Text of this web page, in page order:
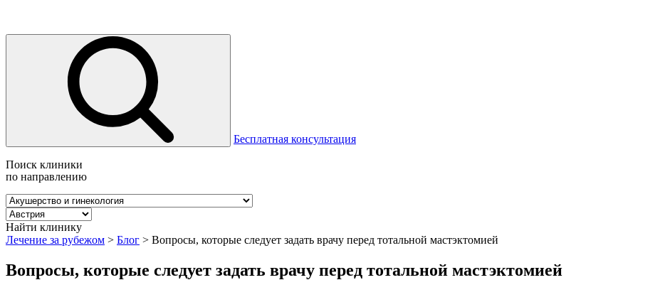
Бесплатная консультация
Поиск клиники
по направлению
Найти клинику
Лечение за рубежом > Блог > Вопросы, которые следует задать врачу перед тотальной мастэктомией
Вопросы, которые следует задать врачу перед тотальной мастэктомией